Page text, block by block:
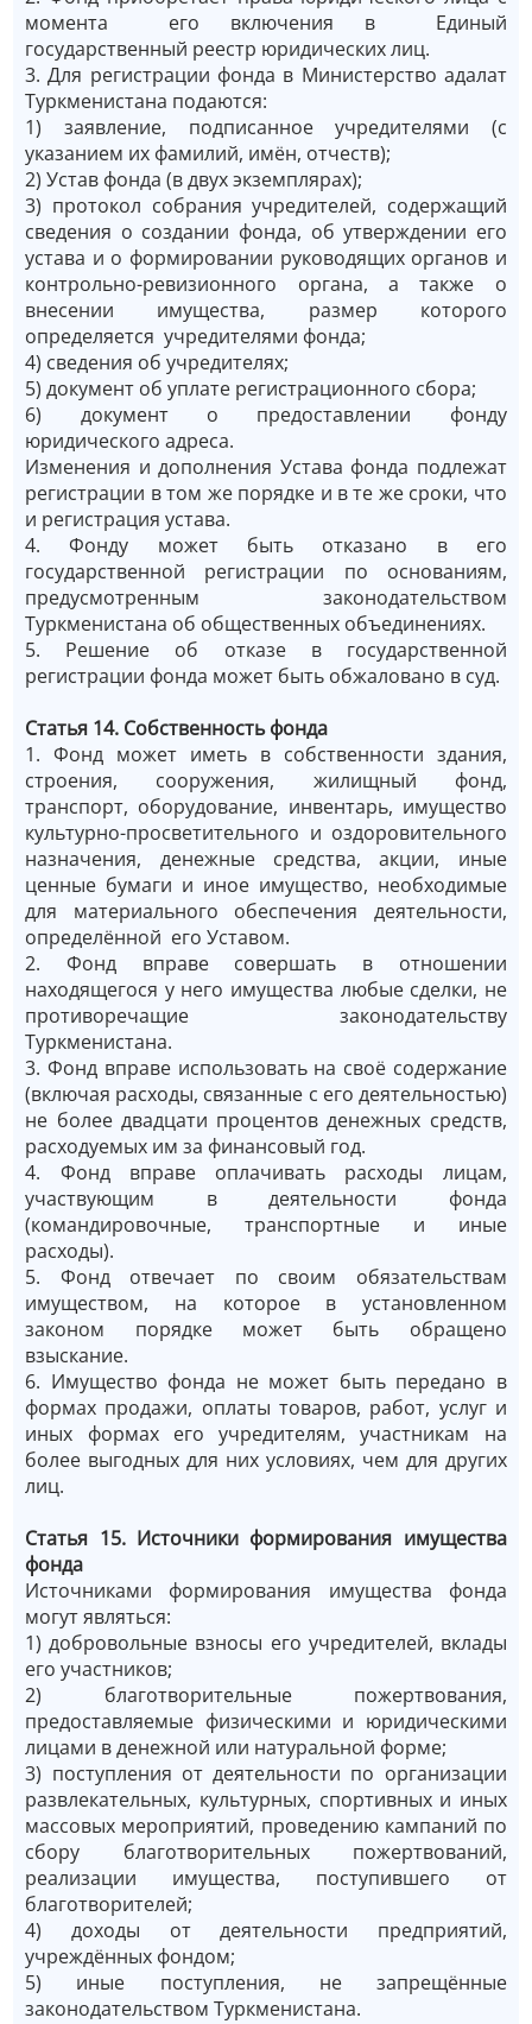
момента его включения в Единый
государственный реестр юридических лиц.
3. Для регистрации фонда в Министерство адалат
Туркменистана подаются:
1) заявление, подписанное учредителями (с
указанием их фамилий, имён, отчеств);
2) Устав фонда (в двух экземплярах);
3) протокол собрания учредителей, содержащий
сведения о создании фонда, об утверждении его
устава и о формировании руководящих органов и
контрольно-ревизионного органа, а также о
внесении имущества, размер которого
определяется учредителями фонда;
4) сведения об учредителях;
5) документ об уплате регистрационного сбора;
6) документ о предоставлении фонду
юридического адреса.
Изменения и дополнения Устава фонда подлежат
регистрации в том же порядке и в те же сроки, что
и регистрация устава.
4. Фонду может быть отказано в его
государственной регистрации по основаниям,
предусмотренным законодательством
Туркменистана об общественных объединениях.
5. Решение об отказе в государственной
регистрации фонда может быть обжаловано в суд.
Статья 14. Собственность фонда
1. Фонд может иметь в собственности здания,
строения, сооружения, жилищный фонд,
транспорт, оборудование, инвентарь, имущество
культурно-просветительного и оздоровительного
назначения, денежные средства, акции, иные
ценные бумаги и иное имущество, необходимые
для материального обеспечения деятельности,
определённой его Уставом.
2. Фонд вправе совершать в отношении
находящегося у него имущества любые сделки, не
противоречащие законодательству
Туркменистана.
3. Фонд вправе использовать на своё содержание
(включая расходы, связанные с его деятельностью)
не более двадцати процентов денежных средств,
расходуемых им за финансовый год.
4. Фонд вправе оплачивать расходы лицам,
участвующим в деятельности фонда
(командировочные, транспортные и иные
расходы).
5. Фонд отвечает по своим обязательствам
имуществом, на которое в установленном
законом порядке может быть обращено
взыскание.
6. Имущество фонда не может быть передано в
формах продажи, оплаты товаров, работ, услуг и
иных формах его учредителям, участникам на
более выгодных для них условиях, чем для других
лиц.
Статья 15. Источники формирования имущества
фонда
Источниками формирования имущества фонда
могут являться:
1) добровольные взносы его учредителей, вклады
его участников;
2) благотворительные пожертвования,
предоставляемые физическими и юридическими
лицами в денежной или натуральной форме;
3) поступления от деятельности по организации
развлекательных, культурных, спортивных и иных
массовых мероприятий, проведению кампаний по
сбору благотворительных пожертвований,
реализации имущества, поступившего от
благотворителей;
4) доходы от деятельности предприятий,
учреждённых фондом;
5) иные поступления, не запрещённые
законодательством Туркменистана.